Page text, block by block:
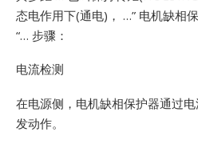
态电作用下(通电)， …” 电机缺相
“… 步骤：
电流检测
在电源侧，电机缺相保护器通过
发动作。